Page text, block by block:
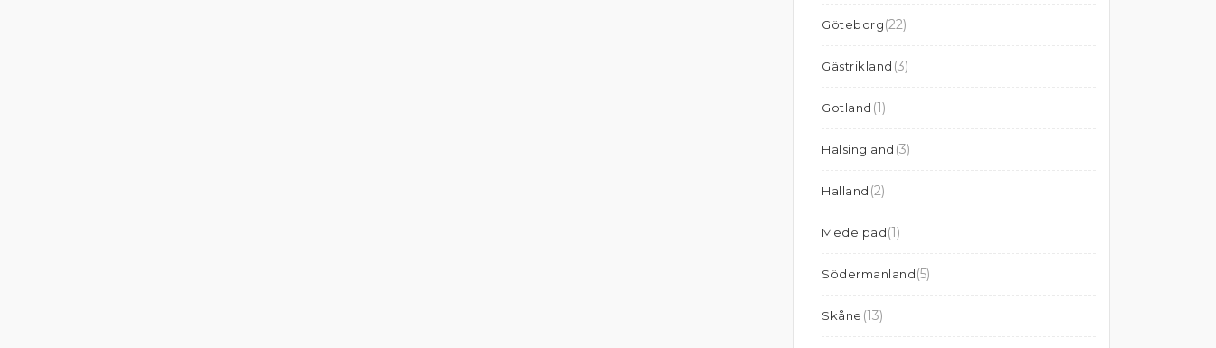
Göteborg(22)
Gästrikland (3)
Gotland (1)
Hälsingland (3)
Halland (2)
Medelpad(1)
Södermanland(5)
Skåne (13)